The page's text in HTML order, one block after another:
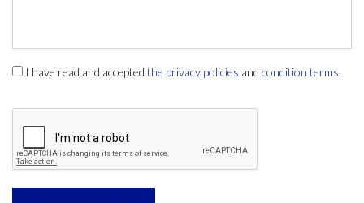
I have read and accepted the privacy policies and condition terms.